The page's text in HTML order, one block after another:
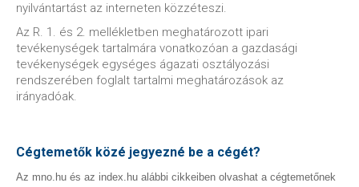
nyilvántartást az interneten közzéteszi.
Az R. 1. és 2. mellékletben meghatározott ipari
tevékenységek tartalmára vonatkozóan a gazdasági
tevékenységek egységes ágazati osztályozási
rendszerében foglalt tartalmi meghatározások az
irányadóak.
Cégtemetők közé jegyezné be a cégét?
Az mno.hu és az index.hu alábbi cikkeiben olvashat a cégtemetőnek